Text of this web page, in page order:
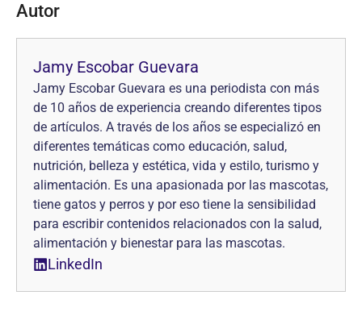
Autor
Jamy Escobar Guevara
Jamy Escobar Guevara es una periodista con más
de 10 años de experiencia creando diferentes tipos
de artículos. A través de los años se especializó en
diferentes temáticas como educación, salud,
nutrición, belleza y estética, vida y estilo, turismo y
alimentación. Es una apasionada por las mascotas,
tiene gatos y perros y por eso tiene la sensibilidad
para escribir contenidos relacionados con la salud,
alimentación y bienestar para las mascotas.
LinkedIn